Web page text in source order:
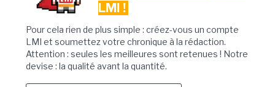
LMI !
Pour cela rien de plus simple : créez-vous un compte
LMI et soumettez votre chronique à la rédaction.
Attention : seules les meilleures sont retenues ! Notre
devise : la qualité avant la quantité.